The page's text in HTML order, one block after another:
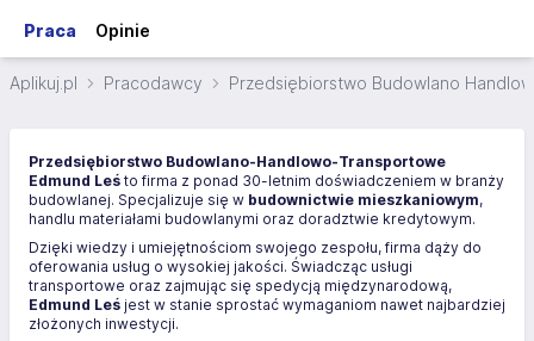
Praca Opinie
Aplikuj.pl Pracodawcy Przedsiębiorstwo Budowlano
Przedsiębiorstwo Budowlano-Handlowo-Transportowe
Edmund Leś to firma z ponad 30-letnim doświadczeniem w branży
budowlanej. Specjalizuje się w budownictwie mieszkaniowym,
handlu materiałami budowlanymi oraz doradztwie kredytowym.
Dzięki wiedzy i umiejętnościom swojego zespołu, firma dąży do
oferowania usług o wysokiej jakości. Świadcząc usługi
transportowe oraz zajmując się spedycją międzynarodową,
Edmund Leś jest w stanie sprostać wymaganiom nawet najbardziej
złożonych inwestycji.